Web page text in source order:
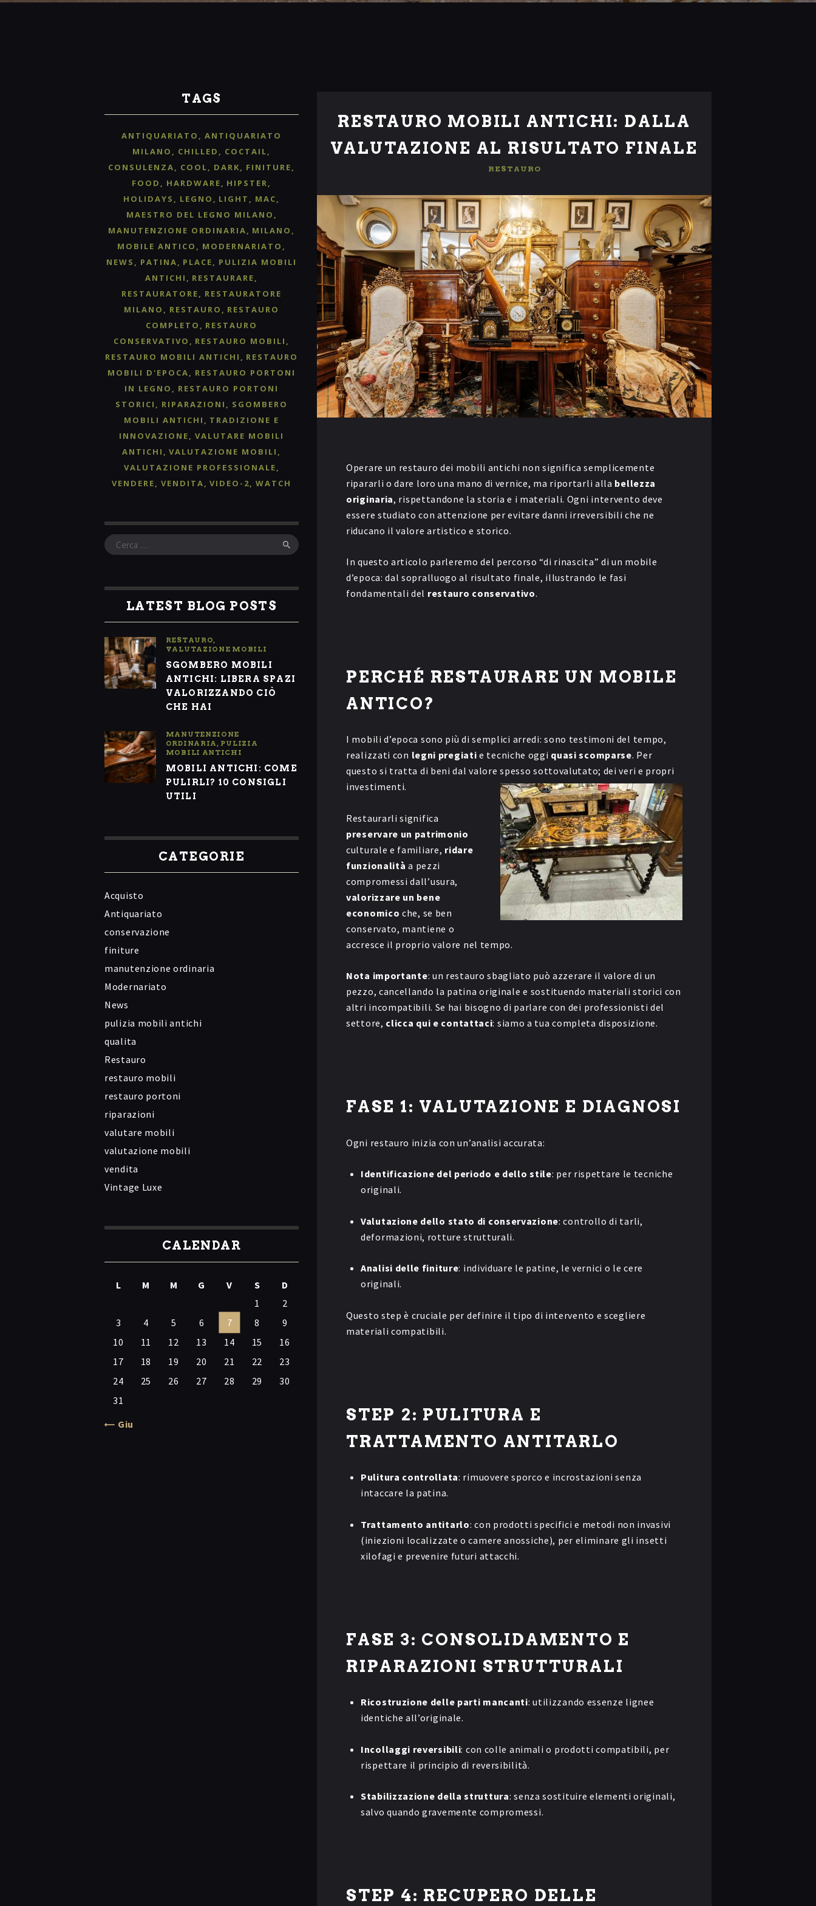
RESTAURO MOBILI ANTICHI: DALLA
VALUTAZIONE AL RISULTATO FINALE
RESTAURO
Operare un restauro dei mobili antichi non significa semplicemente
ripararli o dare loro una mano di vernice, ma riportarli alla bellezza
originaria, rispettandone la storia e i materiali. Ogni intervento deve
essere studiato con attenzione per evitare danni irreversibili che ne
riducano il valore artistico e storico.
In questo articolo parleremo del percorso “di rinascita” di un mobile
d’epoca: dal sopralluogo al risultato finale, illustrando le fasi
fondamentali del restauro conservativo.
PERCHÉ RESTAURARE UN MOBILE
ANTICO?
I mobili d’epoca sono più di semplici arredi: sono testimoni del tempo,
realizzati con legni pregiati e tecniche oggi quasi scomparse. Per
questo si tratta di beni dal valore spesso sottovalutato; dei veri e propri
investimenti.
Restaurarli significa
preservare un patrimonio
culturale e familiare, ridare
funzionalità a pezzi
compromessi dall’usura,
valorizzare un bene
economico che, se ben
conservato, mantiene o
accresce il proprio valore nel tempo.
Nota importante: un restauro sbagliato può azzerare il valore di un
pezzo, cancellando la patina originale e sostituendo materiali storici con
altri incompatibili. Se hai bisogno di parlare con dei professionisti del
settore, clicca qui e contattaci: siamo a tua completa disposizione.
FASE 1: VALUTAZIONE E DIAGNOSI
Ogni restauro inizia con un’analisi accurata:
Identificazione del periodo e dello stile: per rispettare le tecniche
originali.
Valutazione dello stato di conservazione: controllo di tarli,
deformazioni, rotture strutturali.
Analisi delle finiture: individuare le patine, le vernici o le cere
originali.
Questo step è cruciale per definire il tipo di intervento e scegliere
materiali compatibili.
STEP 2: PULITURA E
TRATTAMENTO ANTITARLO
Pulitura controllata: rimuovere sporco e incrostazioni senza
intaccare la patina.
Trattamento antitarlo: con prodotti specifici e metodi non invasivi
(iniezioni localizzate o camere anossiche), per eliminare gli insetti
xilofagi e prevenire futuri attacchi.
FASE 3: CONSOLIDAMENTO E
RIPARAZIONI STRUTTURALI
Ricostruzione delle parti mancanti: utilizzando essenze lignee
identiche all’originale.
Incollaggi reversibili: con colle animali o prodotti compatibili, per
rispettare il principio di reversibilità.
Stabilizzazione della struttura: senza sostituire elementi originali,
salvo quando gravemente compromessi.
STEP 4: RECUPERO DELLE
TAGS
ANTIQUARIATO
ANTIQUARIATO
MILANO
CHILLED
COCTAIL
CONSULENZA
COOL DARK
FINITURE
FOOD
HARDWARE
HIPSTER
HOLIDAYS
LEGNO LIGHT
MAC
MAESTRO DEL LEGNO MILANO
MANUTENZIONE ORDINARIA
MILANO
MOBILE ANTICO
MODERNARIATO
NEWS
PATINA PLACE
PULIZIA MOBILI
ANTICHI
RESTAURARE
RESTAURATORE
RESTAURATORE
MILANO
RESTAURO
RESTAURO
COMPLETO
RESTAURO
CONSERVATIVO
RESTAURO MOBILI
RESTAURO MOBILI ANTICHI
RESTAURO
MOBILI D'EPOCA
RESTAURO PORTONI
IN LEGNO
RESTAURO PORTONI
STORICI
RIPARAZIONI
SGOMBERO
MOBILI ANTICHI
TRADIZIONE E
INNOVAZIONE
VALUTARE MOBILI
ANTICHI
VALUTAZIONE MOBILI
VALUTAZIONE PROFESSIONALE
VENDERE
VENDITA VIDEO-2 WATCH
Ricerca
per:
LATEST BLOG POSTS
RESTAURO,
VALUTAZIONE MOBILI
SGOMBERO MOBILI
ANTICHI: LIBERA SPAZI
VALORIZZANDO CIÒ
CHE HAI
MANUTENZIONE
ORDINARIA, PULIZIA
MOBILI ANTICHI
MOBILI ANTICHI: COME
PULIRLI? 10 CONSIGLI
UTILI
CATEGORIE
Acquisto
Antiquariato
conservazione
finiture
manutenzione ordinaria
Modernariato
News
pulizia mobili antichi
qualita
Restauro
restauro mobili
restauro portoni
riparazioni
valutare mobili
valutazione mobili
vendita
Vintage Luxe
CALENDAR
L M M G V S
D
1
2
3
4 5 6 7 8
9
10
11 12 13 14 15
16
17
18 19 20 21 22
23
24
25 26 27 28 29
30
31
« Giu